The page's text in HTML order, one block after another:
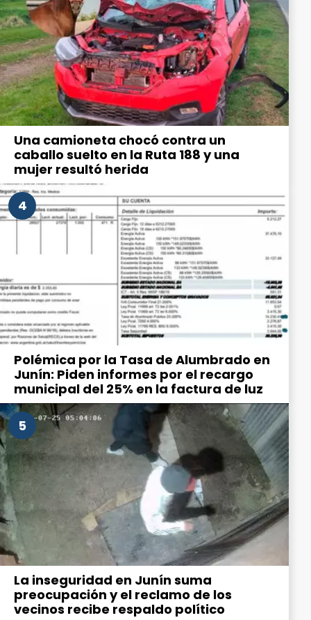
Una camioneta chocó contra un
caballo suelto en la Ruta 188 y una
mujer resultó herida
4
Polémica por la Tasa de Alumbrado en
Junín: Piden informes por el recargo
municipal del 25% en la factura de luz
5
La inseguridad en Junín suma
preocupación y el reclamo de los
vecinos recibe respaldo político